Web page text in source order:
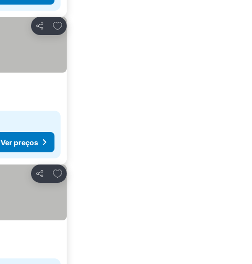
Partilhar
Adicionar aos favoritos
Ver preços
Partilhar
Adicionar aos favoritos